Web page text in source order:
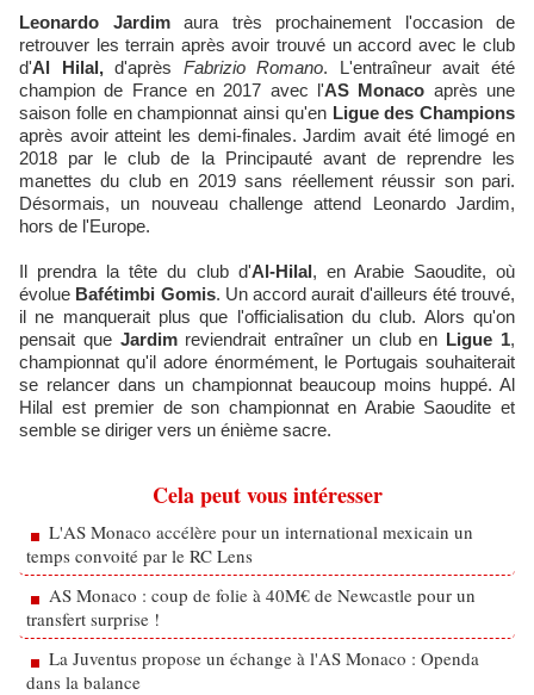
Leonardo Jardimaura très prochainement l'occasion de
retrouver les terrain après avoir trouvé un accord avec le club
d'Al Hilal,d'après Fabrizio Romano. L'entraîneur avait été
champion de France en 2017 avec l'AS Monaco après une
saison folle en championnat ainsi qu'en Ligue des Champions
après avoir atteint les demi-finales. Jardim avait été limogé en
2018 par le club de la Principauté avant de reprendre les
manettes du club en 2019 sans réellement réussir son pari.
Désormais, un nouveau challenge attend Leonardo Jardim,
hors de l'Europe.
Il prendra la tête du club d'Al-Hilal, en Arabie Saoudite, où
évolue Bafétimbi Gomis. Un accord aurait d'ailleurs été trouvé,
il ne manquerait plus que l'officialisation du club. Alors qu'on
pensait queJardim reviendrait entraîner un club en Ligue 1,
championnat qu'il adore énormément, le Portugais souhaiterait
se relancer dans un championnat beaucoup moins huppé. Al
Hilal est premier de son championnat en Arabie Saoudite et
semble se diriger vers un énième sacre.
Cela peut vous intéresser
L'AS Monaco accélère pour un international mexicain un
temps convoité par le RC Lens
AS Monaco : coup de folie à 40M€ de Newcastle pour un
transfert surprise !
La Juventus propose un échange à l'AS Monaco : Openda
dans la balance